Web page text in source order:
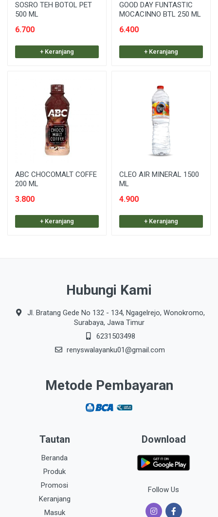
SOSRO TEH BOTOL PET
500 ML
6.700
+ Keranjang
GOOD DAY FUNTASTIC
MOCACINNO BTL 250 ML
6.400
+ Keranjang
ABC CHOCOMALT COFFE
200 ML
3.800
+ Keranjang
CLEO AIR MINERAL 1500
ML
4.900
+ Keranjang
Hubungi Kami
Jl. Bratang Gede No 132 - 134, Ngagelrejo, Wonokromo,
Surabaya, Jawa Timur
6231503498
renyswalayanku01@gmail.com
Metode Pembayaran
Tautan
Beranda
Produk
Promosi
Keranjang
Masuk
Download
Follow Us